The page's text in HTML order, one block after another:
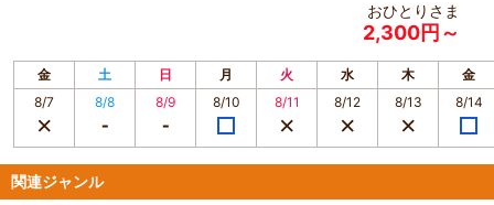
おひとりさま
2,300円～
金 土 日 月 火 水 木
金
8/7
8/8 8/9 8/10 8/11 8/12 8/13 8/14
関連ジャンル